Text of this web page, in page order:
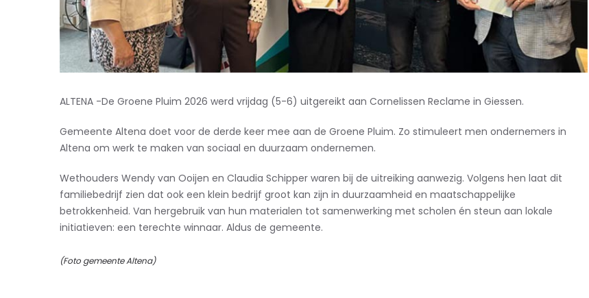
ALTENA -De Groene Pluim 2026 werd vrijdag (5-6) uitgereikt aan Cornelissen Reclame in Giessen.
Gemeente Altena doet voor de derde keer mee aan de Groene Pluim. Zo stimuleert men ondernemers in
Altena om werk te maken van sociaal en duurzaam ondernemen.
Wethouders Wendy van Ooijen en Claudia Schipper waren bij de uitreiking aanwezig. Volgens hen laat dit
familiebedrijf zien dat ook een klein bedrijf groot kan zijn in duurzaamheid en maatschappelijke
betrokkenheid. Van hergebruik van hun materialen tot samenwerking met scholen én steun aan lokale
initiatieven: een terechte winnaar. Aldus de gemeente.
(Foto gemeente Altena)